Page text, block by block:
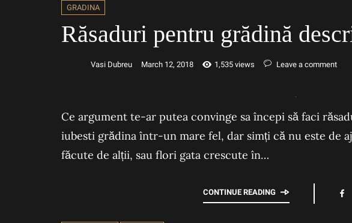
GRADINA
Răsaduri pentru grădină
Vasi Dubreu March 12, 2018 1,535 views Leave a comment
Ce argument te-ar putea convinge sa începi să faci
iubesti grădina într-un mare fel, dar simți că nu este de
făcute de alții, sau flori gata crescute în…
CONTINUE READING